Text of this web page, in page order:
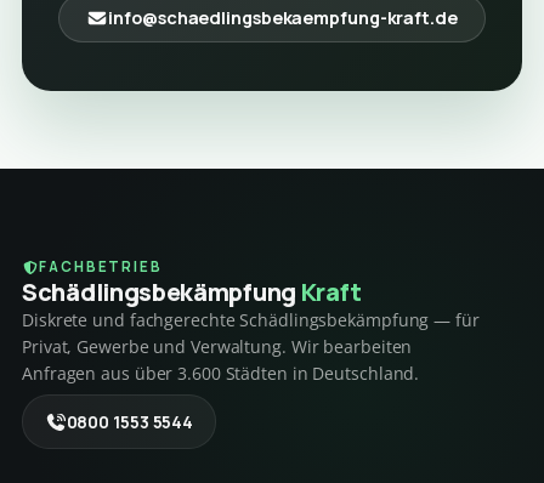
info@schaedlingsbekaempfung-kraft.de
FACHBETRIEB
Schädlings­bekämpfung Kraft
Diskrete und fachgerechte Schädlingsbekämpfung — für
Privat, Gewerbe und Verwaltung. Wir bearbeiten
Anfragen aus über 3.600 Städten in Deutschland.
0800 1553 5544